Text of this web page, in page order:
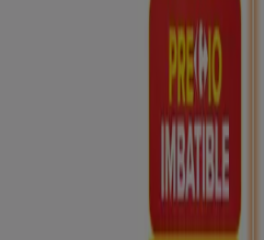
la empresa
las compras locales